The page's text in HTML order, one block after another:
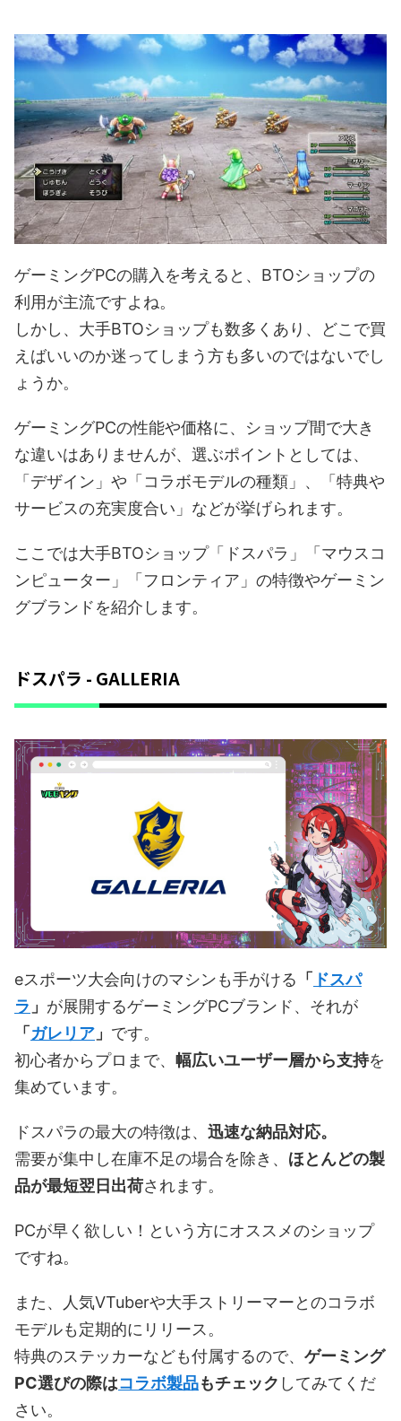
ゲーミングPCの購入を考えると、BTOショップの
利用が主流ですよね。
しかし、大手BTOショップも数多くあり、どこで買
えばいいのか迷ってしまう方も多いのではないでし
ょうか。
ゲーミングPCの性能や価格に、ショップ間で大き
な違いはありませんが、選ぶポイントとしては、
「デザイン」や「コラボモデルの種類」、「特典や
サービスの充実度合い」などが挙げられます。
ここでは大手BTOショップ「ドスパラ」「マウスコ
ンピューター」「フロンティア」の特徴やゲーミン
グブランドを紹介します。
ドスパラ - GALLERIA
eスポーツ大会向けのマシンも手がける 「 ドスパ
ラ 」 が展開するゲーミングPCブランド、それが
「 ガレリア 」 です。
初心者からプロまで、 幅広いユーザー層から支持を
集めています。
ドスパラの最大の特徴は、 迅速な納品対応。
需要が集中し在庫不足の場合を除き、 ほとんどの製
品が最短翌日出荷されます。
PCが早く欲しい！という方にオススメのショップ
ですね。
また、人気VTuberや大手ストリーマーとのコラボ
モデルも定期的にリリース。
特典のステッカーなども付属するので、 ゲーミング
PC選びの際はコラボ製品もチェック してみてくだ
さい。